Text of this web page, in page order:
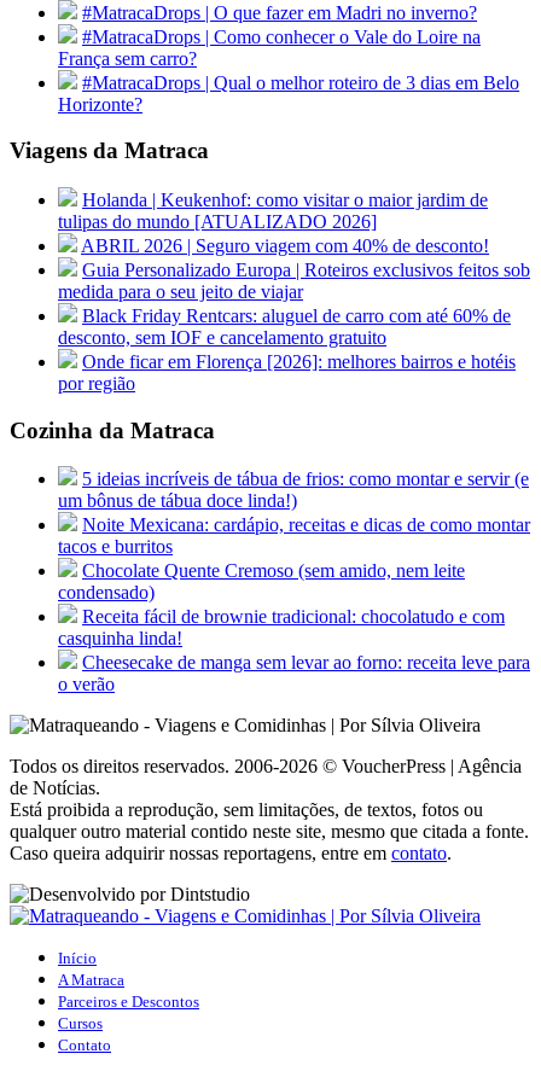
#MatracaDrops | O que fazer em Madri no inverno?
#MatracaDrops | Como conhecer o Vale do Loire na
França sem carro?
#MatracaDrops | Qual o melhor roteiro de 3 dias em Belo
Horizonte?
Viagens da Matraca
Holanda | Keukenhof: como visitar o maior jardim de
tulipas do mundo [ATUALIZADO 2026]
ABRIL 2026 | Seguro viagem com 40% de desconto!
Guia Personalizado Europa | Roteiros exclusivos feitos sob
medida para o seu jeito de viajar
Black Friday Rentcars: aluguel de carro com até 60% de
desconto, sem IOF e cancelamento gratuito
Onde ficar em Florença [2026]: melhores bairros e hotéis
por região
Cozinha da Matraca
5 ideias incríveis de tábua de frios: como montar e servir (e
um bônus de tábua doce linda!)
Noite Mexicana: cardápio, receitas e dicas de como montar
tacos e burritos
Chocolate Quente Cremoso (sem amido, nem leite
condensado)
Receita fácil de brownie tradicional: chocolatudo e com
casquinha linda!
Cheesecake de manga sem levar ao forno: receita leve para
o verão
Todos os direitos reservados. 2006-2026 © VoucherPress | Agência
de Notícias.
Está proibida a reprodução, sem limitações, de textos, fotos ou
qualquer outro material contido neste site, mesmo que citada a fonte.
Caso queira adquirir nossas reportagens, entre em contato.
Início
A Matraca
Parceiros e Descontos
Cursos
Contato